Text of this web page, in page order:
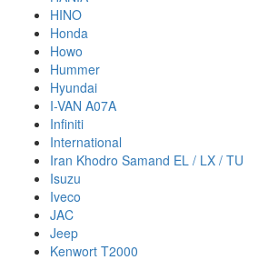
HINO
Honda
Howo
Hummer
Hyundai
I-VAN A07A
Infiniti
International
Iran Khodro Samand EL / LX / TU
Isuzu
Iveco
JAC
Jeep
Kenwort T2000